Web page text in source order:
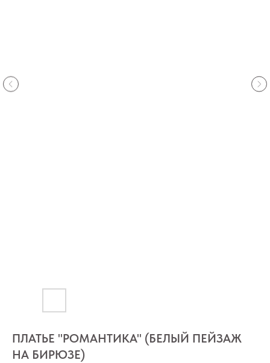
ПЛАТЬЕ "РОМАНТИКА" (БЕЛЫЙ ПЕЙЗАЖ
НА БИРЮЗЕ)